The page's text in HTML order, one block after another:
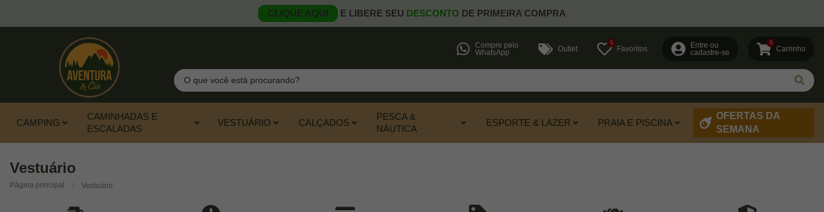
CLIQUE AQUI E LIBERE SEU DESCONTO DE PRIMEIRA COMPRA
Compre pelo
WhatsApp
Outlet
0
Favoritos
Entre ou
cadastre-se
0
Carrinho
Pesquisar
CAMPING
CAMINHADAS E
ESCALADAS
VESTUÁRIO CALÇADOS
PESCA &
NÁUTICA
ESPORTE & LAZER PRAIA E PISCINA
OFERTAS DA
SEMANA
Vestuário
Página principal Vestuário